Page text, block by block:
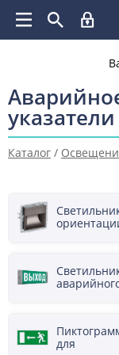
указатели
Каталог /
для